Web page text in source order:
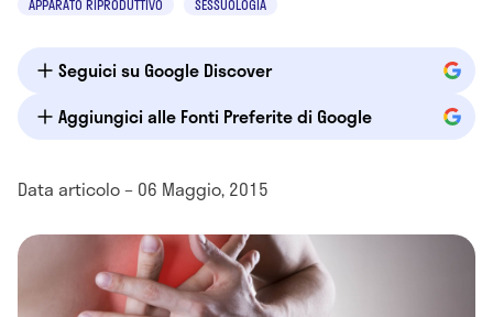
APPARATO RIPRODUTTIVO SESSUOLOGIA
Seguici su Google Discover
Aggiungici alle Fonti Preferite di Google
Data articolo – 06 Maggio, 2015